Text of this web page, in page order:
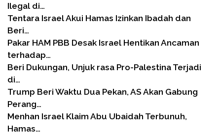
Ilegal di…
Tentara Israel Akui Hamas Izinkan Ibadah dan
Beri…
Pakar HAM PBB Desak Israel Hentikan Ancaman
terhadap…
Beri Dukungan, Unjuk rasa Pro-Palestina Terjadi
di…
Trump Beri Waktu Dua Pekan, AS Akan Gabung
Perang…
Menhan Israel Klaim Abu Ubaidah Terbunuh,
Hamas…